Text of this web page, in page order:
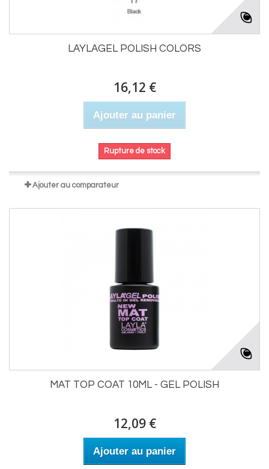
LAYLAGEL POLISH COLORS
16,12 €
Ajouter au panier
Rupture de stock
Ajouter au comparateur
MAT TOP COAT 10ML - GEL POLISH
12,09 €
Ajouter au panier